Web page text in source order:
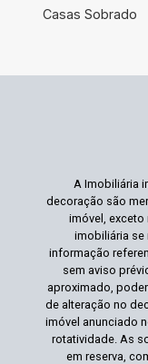
Casas Sobrado
A Imobiliária
decoração são
imóvel,
imobiliária se
informação
sem aviso
aproximado,
de alteração no
imóvel anunciado
rotatividade. As
em reserva,